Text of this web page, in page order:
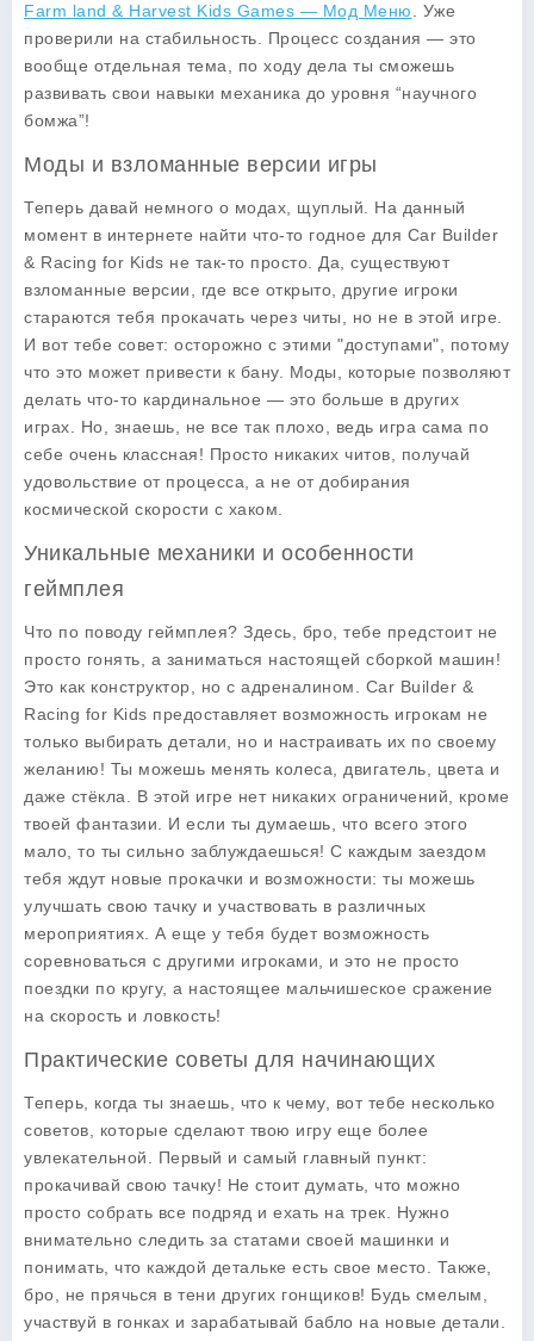
Farm land & Harvest Kids Games — Мод Меню . Уже
проверили на стабильность. Процесс создания — это
вообще отдельная тема, по ходу дела ты сможешь
развивать свои навыки механика до уровня “научного
бомжа”!
Моды и взломанные версии игры
Теперь давай немного о модах, щуплый. На данный
момент в интернете найти что-то годное для Car Builder
& Racing for Kids не так-то просто. Да, существуют
взломанные версии, где все открыто, другие игроки
стараются тебя прокачать через читы, но не в этой игре.
И вот тебе совет: осторожно с этими "доступами", потому
что это может привести к бану. Моды, которые позволяют
делать что-то кардинальное — это больше в других
играх. Но, знаешь, не все так плохо, ведь игра сама по
себе очень классная! Просто никаких читов, получай
удовольствие от процесса, а не от добирания
космической скорости с хаком.
Уникальные механики и особенности
геймплея
Что по поводу геймплея? Здесь, бро, тебе предстоит не
просто гонять, а заниматься настоящей сборкой машин!
Это как конструктор, но с адреналином. Car Builder &
Racing for Kids предоставляет возможность игрокам не
только выбирать детали, но и настраивать их по своему
желанию! Ты можешь менять колеса, двигатель, цвета и
даже стёкла. В этой игре нет никаких ограничений, кроме
твоей фантазии. И если ты думаешь, что всего этого
мало, то ты сильно заблуждаешься! С каждым заездом
тебя ждут новые прокачки и возможности: ты можешь
улучшать свою тачку и участвовать в различных
мероприятиях. А еще у тебя будет возможность
соревноваться с другими игроками, и это не просто
поездки по кругу, а настоящее мальчишеское сражение
на скорость и ловкость!
Практические советы для начинающих
Теперь, когда ты знаешь, что к чему, вот тебе несколько
советов, которые сделают твою игру еще более
увлекательной. Первый и самый главный пункт:
прокачивай свою тачку! Не стоит думать, что можно
просто собрать все подряд и ехать на трек. Нужно
внимательно следить за статами своей машинки и
понимать, что каждой детальке есть свое место. Также,
бро, не прячься в тени других гонщиков! Будь смелым,
участвуй в гонках и зарабатывай бабло на новые детали.